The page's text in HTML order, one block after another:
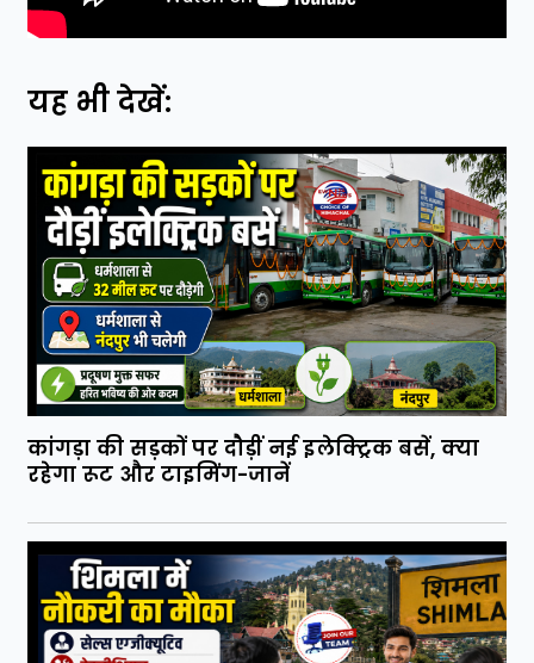
यह भी देखें:
कांगड़ा की सड़कों पर दौड़ीं नई इलेक्ट्रिक बसें, क्या
रहेगा रूट और टाइमिंग-जानें